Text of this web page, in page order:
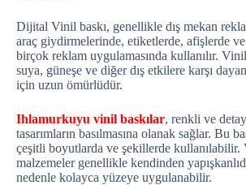
Dijital Vinil baskı, genellikle dış mekan
araç giydirmelerinde, etiketlerde, afişlerde
birçok reklam uygulamasında kullanılır.
suya, güneşe ve diğer dış etkilere karşı
için uzun ömürlüdür.
Ihlamurkuyu vinil baskılar, renkli ve
tasarımların basılmasına olanak sağlar. Bu
çeşitli boyutlarda ve şekillerde kullanılabilir.
malzemeler genellikle kendinden
nedenle kolayca yüzeye uygulanabilir.